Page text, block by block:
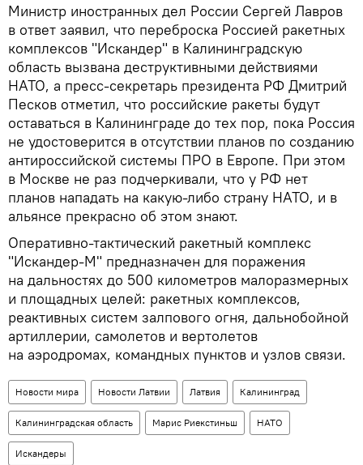
Министр иностранных дел России Сергей Лавров
в ответ заявил, что переброска Россией ракетных
комплексов "Искандер" в Калининградскую
область вызвана деструктивными действиями
НАТО, а пресс-секретарь президента РФ Дмитрий
Песков отметил, что российские ракеты будут
оставаться в Калининграде до тех пор, пока Россия
не удостоверится в отсутствии планов по созданию
антироссийской системы ПРО в Европе. При этом
в Москве не раз подчеркивали, что у РФ нет
планов нападать на какую-либо страну НАТО, и в
альянсе прекрасно об этом знают.
Оперативно-тактический ракетный комплекс
"Искандер-М" предназначен для поражения
на дальностях до 500 километров малоразмерных
и площадных целей: ракетных комплексов,
реактивных систем залпового огня, дальнобойной
артиллерии, самолетов и вертолетов
на аэродромах, командных пунктов и узлов связи.
Новости мира Новости Латвии Латвия Калининград
Калининградская область Марис Риекстиньш НАТО
Искандеры